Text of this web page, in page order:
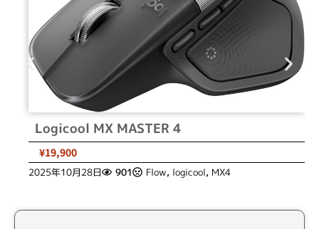
Logicool MX MASTER 4
¥19,900
2025年10月28日 901 Flow, logicool, MX4